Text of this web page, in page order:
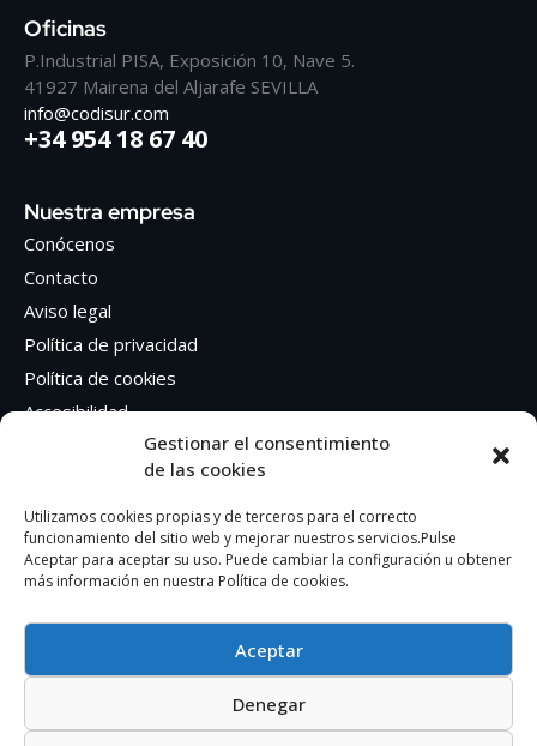
Gestionar el consentimiento
de las cookies
Utilizamos cookies propias y de terceros para el correcto
funcionamiento del sitio web y mejorar nuestros servicios.Pulse
Aceptar para aceptar su uso. Puede cambiar la configuración u obtener
más información en nuestra Política de cookies.
Aceptar
Denegar
Oficinas
P.Industrial PISA, Exposición 10, Nave 5.
41927 Mairena del Aljarafe SEVILLA
info@codisur.com
+34 954 18 67 40
Nuestra empresa
Conócenos
Contacto
Aviso legal
Política de privacidad
Política de cookies
Accesibilidad
Síguenos en Redes sociales
Facebook
Instagram
AUTOEDICION GRAFICA SA – CIF: A41362401